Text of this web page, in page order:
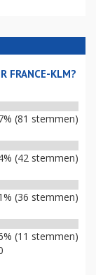
FRANCE-KLM?
(81 stemmen)
(42 stemmen)
(36 stemmen)
(11 stemmen)